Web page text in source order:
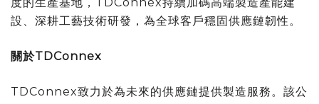
設、深耕工藝技術研發，為全球客戶穩固供應鏈韌性。
關於TDConnex
TDConnex致力於為未來的供應鏈提供製造服務。該公